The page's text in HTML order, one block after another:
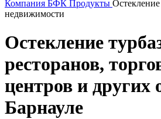
Компания БФК Продукты
недвижимости
Остекление
ресторанов,
центров и других
Барнауле